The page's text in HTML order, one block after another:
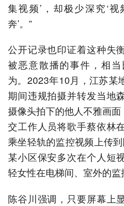
集视频’，却极少深究‘
奔’。”
公开记录也印证着这种失
被恶意散播的事件，相
为。2023年10月，江苏某
期间违规拍摄并转发当地
摄像头拍下的他人不雅画
交工作人员将歌手蔡依林
乘坐轻轨的监控视频上传
某小区保安多次在个人短
轻女性在电梯间、室外的
陈谷川强调，只要屏幕上